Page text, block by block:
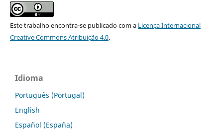
Este trabalho encontra-se publicado com a Licença Internacional
Creative Commons Atribuição 4.0.
Idioma
Português (Portugal)
English
Español (España)